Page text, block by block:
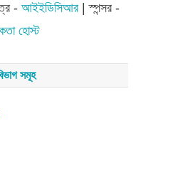
-আইইডিসিআর| স্পন্সর -
হোস্ট
সমূহ